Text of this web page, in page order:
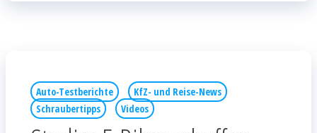
Auto-Testberichte
KfZ- und Reise-News
Schraubertipps
Videos